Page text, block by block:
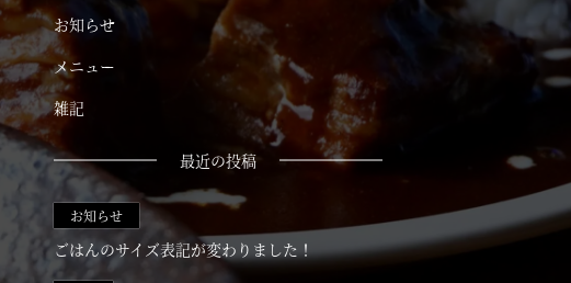
お知らせ
メニュー
雑記
最近の投稿
お知らせ
ごはんのサイズ表記が変わりました！